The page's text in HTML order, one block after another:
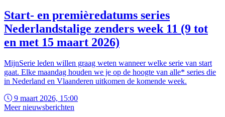
Start- en premièredatums series
Nederlandstalige zenders week 11 (9 tot
en met 15 maart 2026)
MijnSerie leden willen graag weten wanneer welke serie van start
gaat. Elke maandag houden we je op de hoogte van alle* series die
in Nederland en Vlaanderen uitkomen de komende week.
9 maart 2026, 15:00
Meer nieuwsberichten